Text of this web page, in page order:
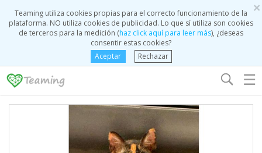
×
Teaming utiliza cookies propias para el correcto funcionamiento de la
plataforma. NO utiliza cookies de publicidad. Lo que sí utiliza son cookies
de terceros para la medición (haz click aquí para leer más), ¿deseas
consentir estas cookies?
Aceptar
Rechazar
☰